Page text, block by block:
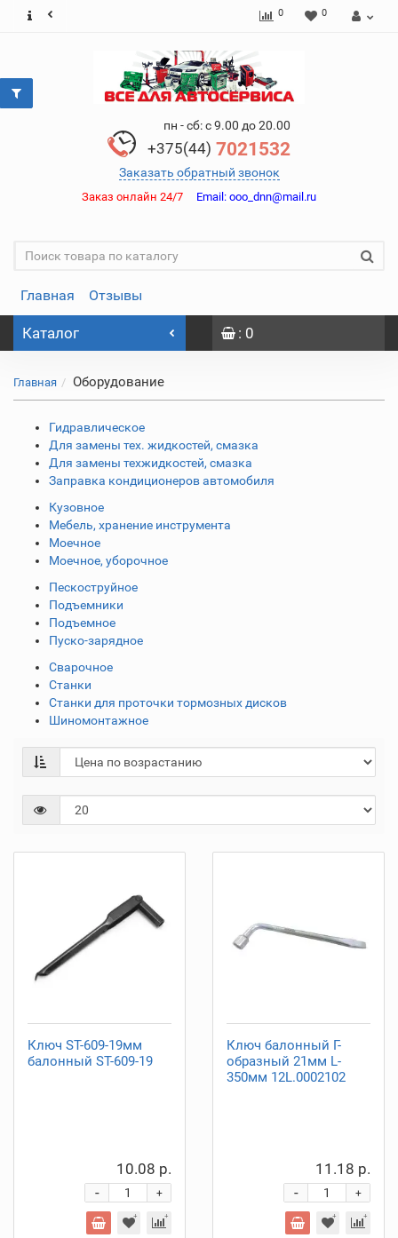
0 0
пн - сб: с 9.00 до 20.00
+375(44) 7021532
Заказать обратный звонок
Заказ онлайн 24/7 Email: ooo_dnn@mail.ru
Главная Отзывы
Каталог : 0
Главная Оборудование
Гидравлическое
Для замены тех. жидкостей, смазка
Для замены техжидкостей, смазка
Заправка кондиционеров автомобиля
Кузовное
Мебель, хранение инструмента
Моечное
Моечное, уборочное
Пескоструйное
Подъемники
Подъемное
Пуско-зарядное
Сварочное
Станки
Станки для проточки тормозных дисков
Шиномонтажное
Ключ ST-609-19мм
балонный ST-609-19
10.08 р.
+
-
Ключ балонный Г-
образный 21мм L-
350мм 12L.0002102
11.18 р.
+
-